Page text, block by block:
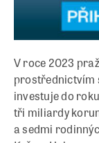
V roce 2023
prostřednictvím
investuje do
tři miliardy
a sedmi